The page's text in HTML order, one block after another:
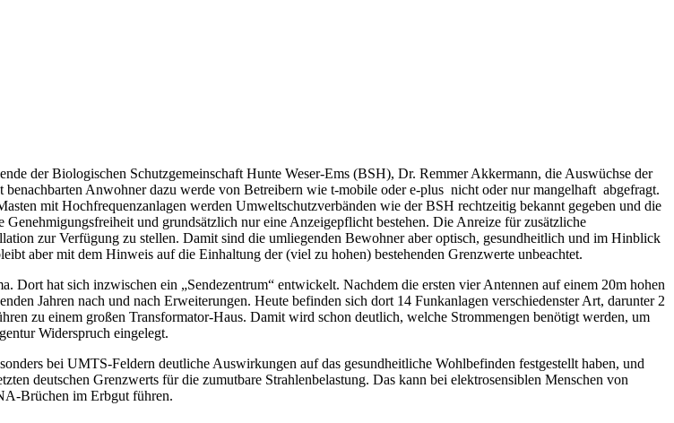
der Biologischen Schutzgemeinschaft Hunte Weser-Ems (BSH), Dr. Remmer Akkermann, die Auswüchse der
Anwohner dazu werde von Betreibern wie t-mobile oder e-plus nicht oder nur mangelhaft abgefragt.
mit Hochfrequenzanlagen werden Umweltschutzverbänden wie der BSH rechtzeitig bekannt gegeben und die
und grundsätzlich nur eine Anzeigepflicht bestehen. Die Anreize für zusätzliche
zur Verfügung zu stellen. Damit sind die umliegenden Bewohner aber optisch, gesundheitlich und im Hinblick
aber mit dem Hinweis auf die Einhaltung der (viel zu hohen) bestehenden Grenzwerte unbeachtet.
Dort hat sich inzwischen ein „Sendezentrum“ entwickelt. Nachdem die ersten vier Antennen auf einem 20m hohen
Jahren nach und nach Erweiterungen. Heute befinden sich dort 14 Funkanlagen verschiedenster Art, darunter 2
zu einem großen Transformator-Haus. Damit wird schon deutlich, welche Strommengen benötigt werden, um
Widerspruch eingelegt.
bei UMTS-Feldern deutliche Auswirkungen auf das gesundheitliche Wohlbefinden festgestellt haben, und
deutschen Grenzwerts für die zumutbare Strahlenbelastung. Das kann bei elektrosensiblen Menschen von
Brüchen im Erbgut führen.